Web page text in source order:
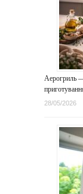
Аерогриль
28/05/2026